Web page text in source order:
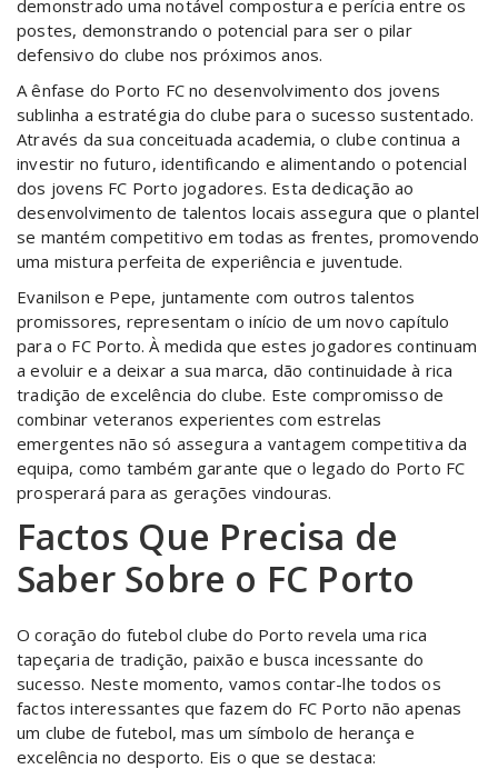
demonstrado uma notável compostura e perícia entre os
postes, demonstrando o potencial para ser o pilar
defensivo do clube nos próximos anos.
A ênfase do Porto FC no desenvolvimento dos jovens
sublinha a estratégia do clube para o sucesso sustentado.
Através da sua conceituada academia, o clube continua a
investir no futuro, identificando e alimentando o potencial
dos jovens FC Porto jogadores. Esta dedicação ao
desenvolvimento de talentos locais assegura que o plantel
se mantém competitivo em todas as frentes, promovendo
uma mistura perfeita de experiência e juventude.
Evanilson e Pepe, juntamente com outros talentos
promissores, representam o início de um novo capítulo
para o FC Porto. À medida que estes jogadores continuam
a evoluir e a deixar a sua marca, dão continuidade à rica
tradição de excelência do clube. Este compromisso de
combinar veteranos experientes com estrelas
emergentes não só assegura a vantagem competitiva da
equipa, como também garante que o legado do Porto FC
prosperará para as gerações vindouras.
Factos Que Precisa de
Saber Sobre o FC Porto
O coração do futebol clube do Porto revela uma rica
tapeçaria de tradição, paixão e busca incessante do
sucesso. Neste momento, vamos contar-lhe todos os
factos interessantes que fazem do FC Porto não apenas
um clube de futebol, mas um símbolo de herança e
excelência no desporto. Eis o que se destaca: